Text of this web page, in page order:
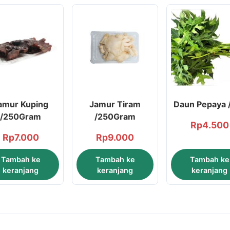
Kuping
/250Gram
Rp7.000
Tambah ke
keranjang
Jamur Tiram
/250Gram
Rp9.000
Tambah ke
keranjang
Daun Pepaya
Rp4.500
Tambah ke
keranjang